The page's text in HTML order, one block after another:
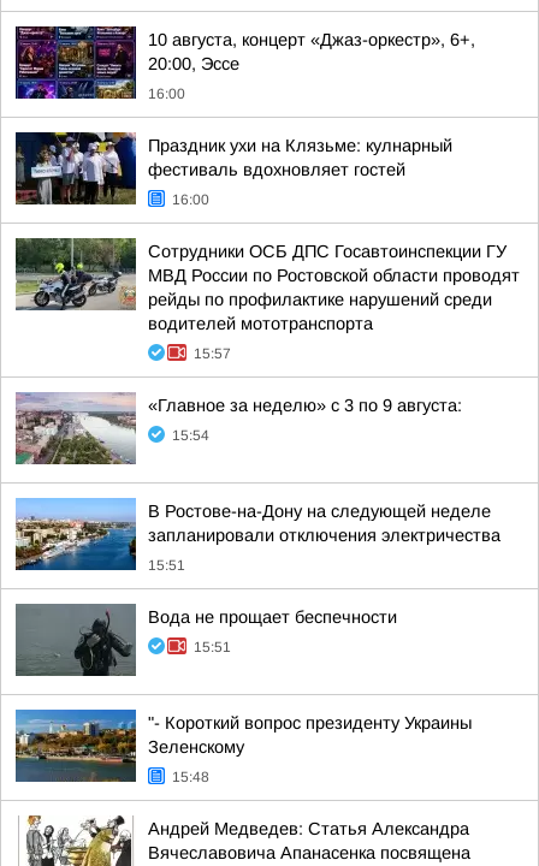
10 августа, концерт «Джаз-оркестр», 6+,
20:00, Эссе
16:00
Праздник ухи на Клязьме: кулнарный
фестиваль вдохновляет гостей
16:00
Сотрудники ОСБ ДПС Госавтоинспекции ГУ
МВД России по Ростовской области проводят
рейды по профилактике нарушений среди
водителей мототранспорта
15:57
«Главное за неделю» с 3 по 9 августа:
15:54
В Ростове-на-Дону на следующей неделе
запланировали отключения электричества
15:51
Вода не прощает беспечности
15:51
"- Короткий вопрос президенту Украины
Зеленскому
15:48
Андрей Медведев: Статья Александра
Вячеславовича Апанасенка посвящена